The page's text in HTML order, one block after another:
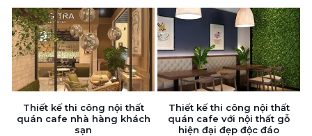
Thiết kế thi công nội thất
quán cafe nhà hàng khách
sạn
Thiết kế thi công nội thất
quán cafe với nội thất gỗ
hiện đại đẹp độc đáo